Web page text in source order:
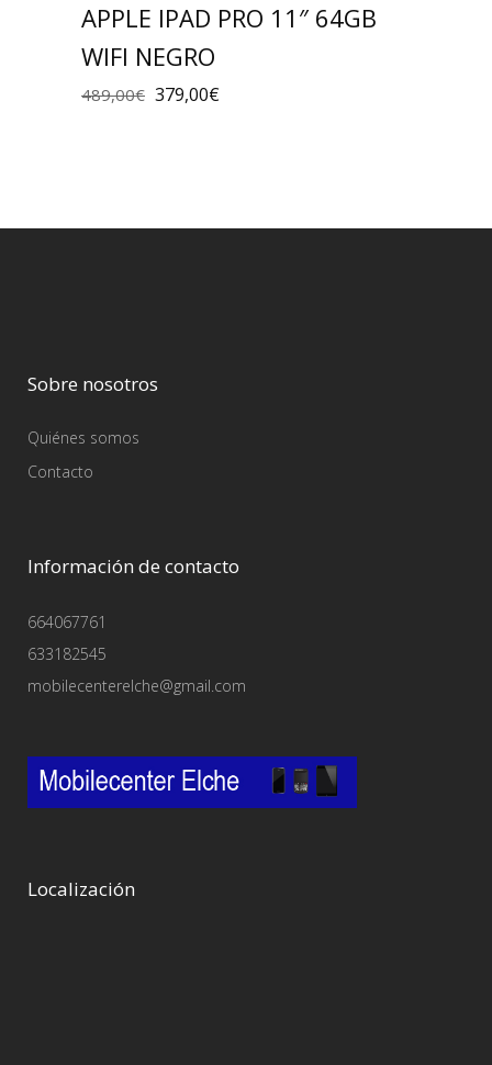
APPLE IPAD PRO 11″ 64GB
WIFI NEGRO
489,00€ 379,00€
Sobre nosotros
Quiénes somos
Contacto
Información de contacto
664067761
633182545
mobilecenterelche@gmail.com
Localización